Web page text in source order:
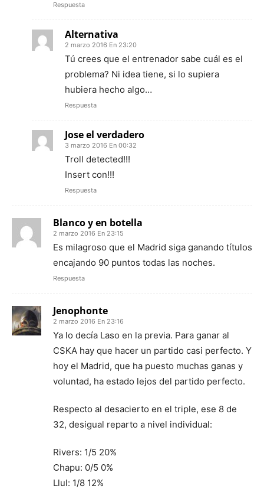
Respuesta
Alternativa
2 marzo 2016 En 23:20
Tú crees que el entrenador sabe cuál es el
problema? Ni idea tiene, si lo supiera
hubiera hecho algo…
Respuesta
Jose el verdadero
3 marzo 2016 En 00:32
Troll detected!!!
Insert con!!!
Respuesta
Blanco y en botella
2 marzo 2016 En 23:15
Es milagroso que el Madrid siga ganando títulos
encajando 90 puntos todas las noches.
Respuesta
Jenophonte
2 marzo 2016 En 23:16
Ya lo decía Laso en la previa. Para ganar al
CSKA hay que hacer un partido casi perfecto. Y
hoy el Madrid, que ha puesto muchas ganas y
voluntad, ha estado lejos del partido perfecto.
Respecto al desacierto en el triple, ese 8 de
32, desigual reparto a nivel individual:
Rivers: 1/5 20%
Chapu: 0/5 0%
Llul: 1/8 12%